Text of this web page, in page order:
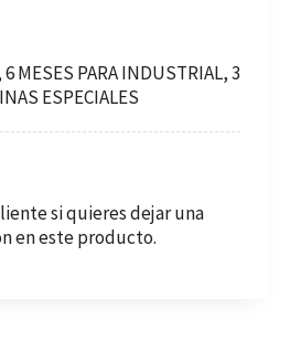
6 MESES PARA INDUSTRIAL, 3
ESPECIALES
si quieres dejar una
en este producto.